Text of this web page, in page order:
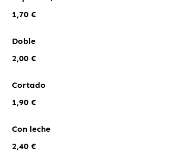
1,70 €
Doble
2,00 €
Cortado
1,90 €
Con leche
2,40 €